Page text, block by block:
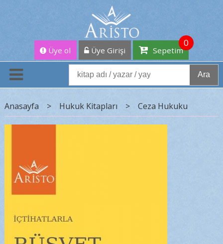
Üye ol Üye Girişi Sepetim
0
Ara
Anasayfa > Hukuk Kitapları > Ceza Hukuku